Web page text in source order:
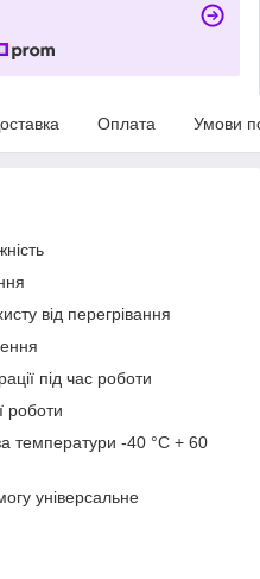
Оплата Умови
від перегрівання
під час роботи
роботи
температури -40 °C + 60
універсальне